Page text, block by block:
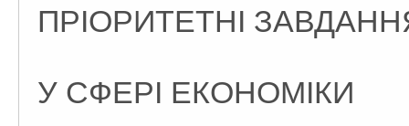
ПРІОРИТЕТНІ
У СФЕРІ ЕКОНОМІКИ